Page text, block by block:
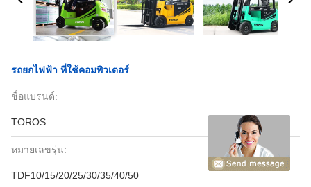
รถยกไฟฟ้า ที่ใช้คอมพิวเตอร์
ชื่อแบรนด์:
TOROS
หมายเลขรุ่น:
TDF10/15/20/25/30/35/40/50